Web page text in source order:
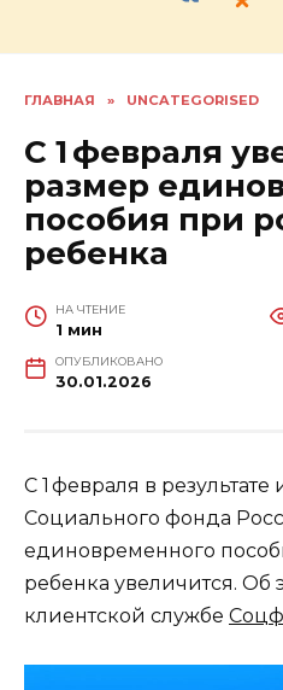
ГЛАВНАЯ » UNCATEGORISED
С 1 февраля
размер
пособия при
ребенка
НА ЧТЕНИЕ
1 мин
ОПУБЛИКОВАНО
30.01.2026
С 1 февраля в
Социального фонда
единовременного
ребенка увеличится. Об
клиентской службе